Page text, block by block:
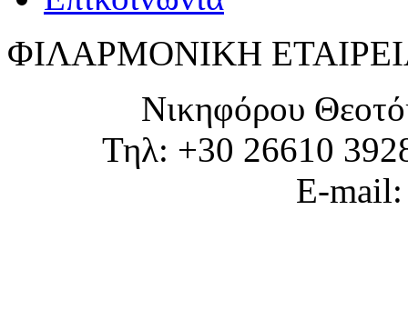
ΦΙΛΑΡΜΟΝΙΚΗ
Νικηφόρου
Τηλ: +30 26610
E-